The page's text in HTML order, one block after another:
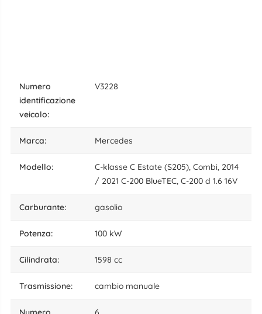
numero
identificazione
veicolo:
V3228
marca: Mercedes
modello:
C-klasse C Estate (S205), Combi, 2014
/ 2021 C-200 BlueTEC, C-200 d 1.6 16V
carburante: gasolio
potenza: 100 kW
cilindrata: 1598 cc
trasmissione: cambio manuale